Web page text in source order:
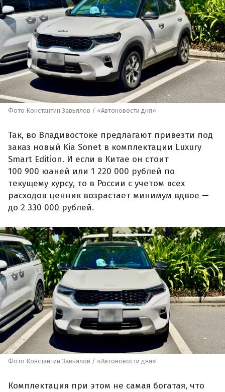
Фото Константин Завьялов / «Автоновости дня»
Так, во Владивостоке предлагают привезти под
заказ новый Kia Sonet в комплектации Luxury
Smart Edition. И если в Китае он стоит
100 900 юаней или 1 220 000 рублей по
текущему курсу, то в России с учетом всех
расходов ценник возрастает минимум вдвое —
до 2 330 000 рублей.
Фото Константин Завьялов / «Автоновости дня»
Комплектация при этом не самая богатая, что